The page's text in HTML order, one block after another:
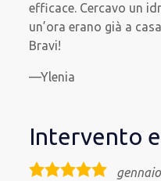
efficace. Cercavo un
un’ora erano già a
Bravi!
Ylenia
Intervento
5,0